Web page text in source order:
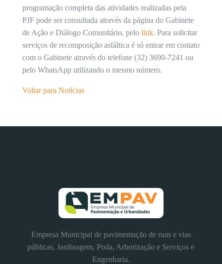
programação completa das atividades realizadas pela
PJF pode ser consultada através da página do Gabinete
de Ação e Diálogo Comunitário, pelolink. Para solicitar
serviços de recomposição asfáltica é só entrar em contato
com o Gabinete através do telefone (32) 3690-7241 ou
pelo WhatsApp utilizando o mesmo número.
Voltar para Notícias
Empresa Municipal de pavimentação de ruas e vias
públicas, Jardinagem, Poda, Arborização e Serviços e
Engenharia.